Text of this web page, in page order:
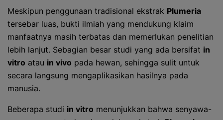
Meskipun penggunaan tradisional ekstrak Plumeria
tersebar luas, bukti ilmiah yang mendukung klaim
manfaatnya masih terbatas dan memerlukan penelitian
lebih lanjut. Sebagian besar studi yang ada bersifat in
vitro atau in vivo pada hewan, sehingga sulit untuk
secara langsung mengaplikasikan hasilnya pada
manusia.
Beberapa studi in vitro menunjukkan bahwa senyawa-